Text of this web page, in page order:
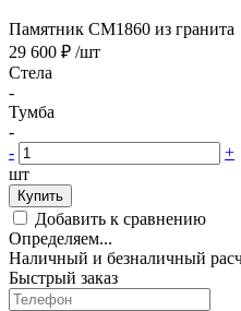
Памятник CM1860 из гранита
29 600 ₽ /шт
Стела
-
Тумба
-
-
+
шт
Купить
Добавить к сравнению
Определяем...
Наличный и безналичный
Быстрый заказ